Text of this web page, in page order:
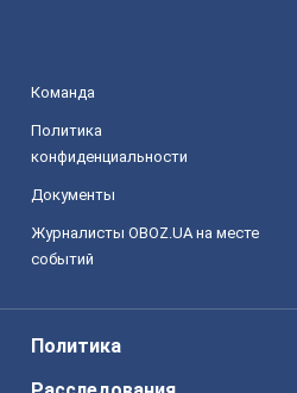
Команда
Политика
конфиденциальности
Документы
Журналисты OBOZ.UA на месте
событий
Политика